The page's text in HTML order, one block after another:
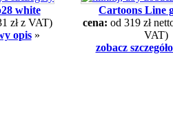
white
zł z VAT)
opis»
Cartoons Line
cena: od 319 zł
VAT)
zobacz